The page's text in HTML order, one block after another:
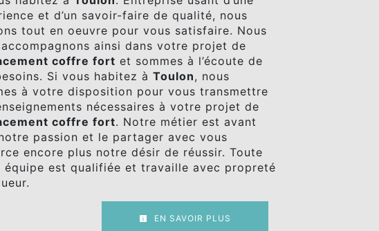
et d’un savoir-faire de qualité, nous
tout en oeuvre pour vous satisfaire. Nous
ainsi dans votre projet de
coffre fort et sommes à l’écoute de
Si vous habitez à Toulon, nous
à votre disposition pour vous transmettre
nécessaires à votre projet de
coffre fort. Notre métier est avant
passion et le partager avec vous
encore plus notre désir de réussir. Toute
équipe est qualifiée et travaille avec propreté
EN SAVOIR PLUS